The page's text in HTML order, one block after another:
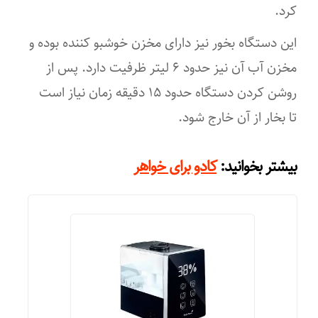
گرم و سرد
انواع مخزن
تایمر
ظرفیت مخزن آب
کرد.
این دستگاه بخور نیز دارای مخزن خوشبو کننده بوده و
مخزن آب آن نیز حدود ۶ لیتر ظرفیت دارد. پس از
روشن کردن دستگاه حدود ۱۵ دقیقه زمان نیاز است
تا بخار از آن خارج شود.
بیشتر بخوانید: کادو برای خواهر